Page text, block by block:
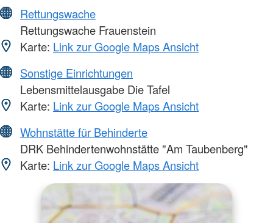
Rettungswache
Rettungswache Frauenstein
Karte: Link zur Google Maps Ansicht
Sonstige Einrichtungen
Lebensmittelausgabe Die Tafel
Karte: Link zur Google Maps Ansicht
Wohnstätte für Behinderte
DRK Behindertenwohnstätte "Am Taubenberg"
Karte: Link zur Google Maps Ansicht